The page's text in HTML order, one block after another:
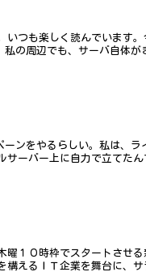
いつも楽しく読んでいます。
私の周辺でも、サーバ自体が
ーンをやるらしい。私は、ラ
サーバー上に自力で立てたん
曜１０時枠でスタートさせる
構えるＩＴ企業を舞台に、サ